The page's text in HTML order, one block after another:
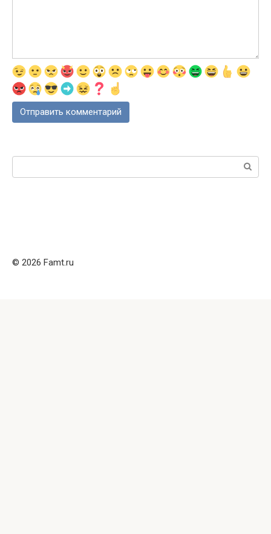
© 2026 Famt.ru